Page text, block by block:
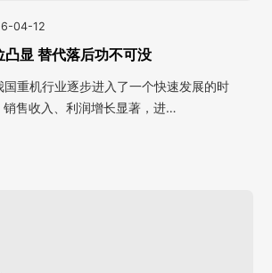
04-12
显 替代落后功不可没
重机行业逐步进入了一个快速发展的时
售收入、利润增长显著，进…